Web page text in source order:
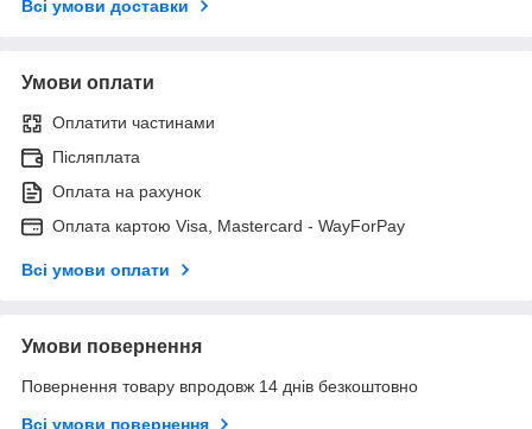
Всі умови доставки
Умови оплати
Оплатити частинами
Післяплата
Оплата на рахунок
Оплата картою Visa, Mastercard - WayForPay
Всі умови оплати
Умови повернення
Повернення товару впродовж 14 днів безкоштовно
Всі умови повернення